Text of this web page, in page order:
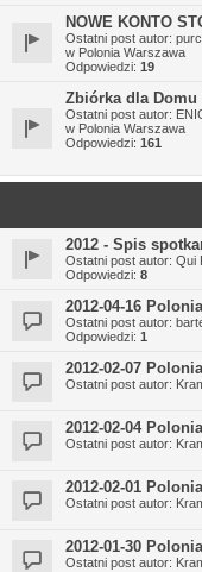
NOWE KONTO
Ostatni post autor:
w Polonia Warszawa
Odpowiedzi: 19
Zbiórka dla Domu
Ostatni post autor:
w Polonia Warszawa
Odpowiedzi: 161
2012 - Spis
Ostatni post autor: Qui
Odpowiedzi: 8
2012-04-16
Ostatni post autor:
Odpowiedzi: 1
2012-02-07
Ostatni post autor:
2012-02-04
Ostatni post autor:
2012-02-01
Ostatni post autor:
2012-01-30
Ostatni post autor: